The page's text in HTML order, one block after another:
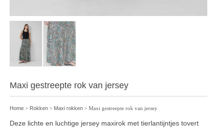
Maxi gestreepte rok van jersey
Home > Rokken > Maxi rokken > Maxi gestreepte rok van jersey
Deze lichte en luchtige jersey maxirok met tierlantijntjes tovert